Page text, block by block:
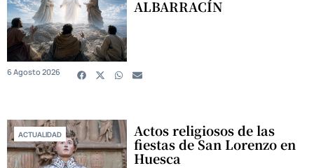
ALBARRACÍN
6 Agosto 2026
ACTUALIDAD Actos religiosos de las
fiestas de San Lorenzo en
Huesca